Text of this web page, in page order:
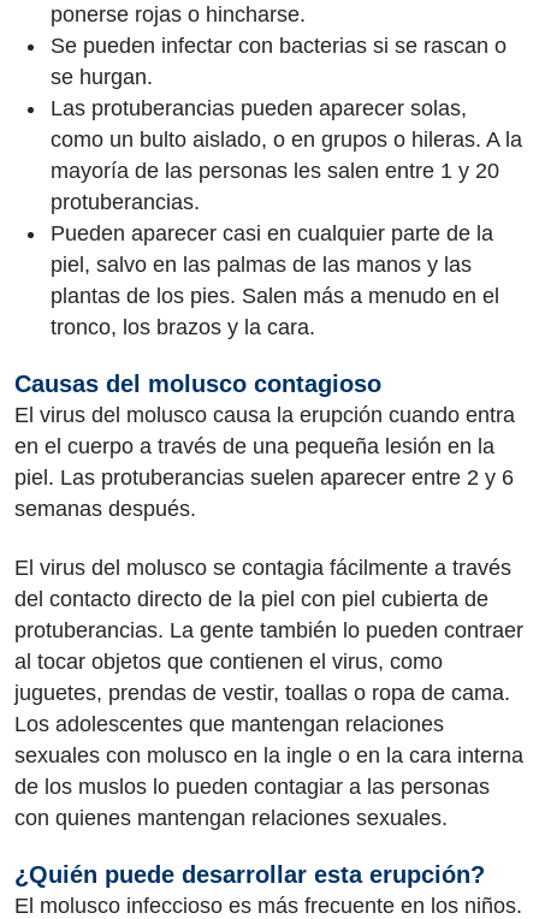
ponerse rojas o hincharse.
Se pueden infectar con bacterias si se rascan o
se hurgan.
Las protuberancias pueden aparecer solas,
como un bulto aislado, o en grupos o hileras. A la
mayoría de las personas les salen entre 1 y 20
protuberancias.
Pueden aparecer casi en cualquier parte de la
piel, salvo en las palmas de las manos y las
plantas de los pies. Salen más a menudo en el
tronco, los brazos y la cara.
Causas del molusco contagioso
El virus del molusco causa la erupción cuando entra
en el cuerpo a través de una pequeña lesión en la
piel. Las protuberancias suelen aparecer entre 2 y 6
semanas después.
El virus del molusco se contagia fácilmente a través
del contacto directo de la piel con piel cubierta de
protuberancias. La gente también lo pueden contraer
al tocar objetos que contienen el virus, como
juguetes, prendas de vestir, toallas o ropa de cama.
Los adolescentes que mantengan relaciones
sexuales con molusco en la ingle o en la cara interna
de los muslos lo pueden contagiar a las personas
con quienes mantengan relaciones sexuales.
¿Quién puede desarrollar esta erupción?
El molusco infeccioso es más frecuente en los niños.